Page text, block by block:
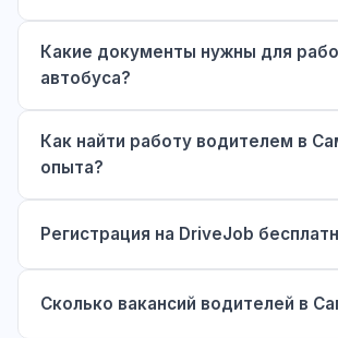
Какие документы нужны для
автобуса?
Как найти работу водителем в
опыта?
Регистрация на DriveJob
Сколько вакансий водителей в